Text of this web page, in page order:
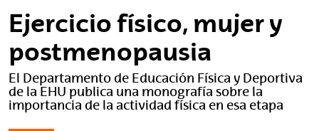
k
k
y
o
o
k
d
i
n
g
r
a
m
b
e
r
Ejercicio físico, mujer y
postmenopausia
El Departamento de Educación Física y Deportiva
de la EHU publica una monografía sobre la
importancia de la actividad física en esa etapa